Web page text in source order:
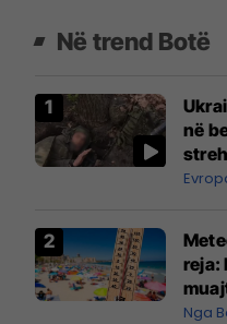
Në trend Botë
në
reja:
Nga